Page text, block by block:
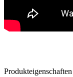
Produkteigenschaften